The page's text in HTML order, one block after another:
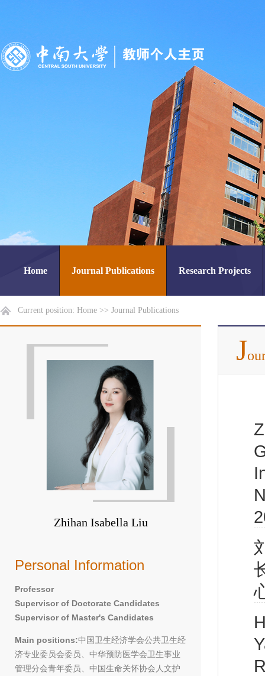
Home Journal Publications Research Projects
Current position: Home >> Journal Publications
Zhihan Isabella Liu
Personal Information
Professor
Supervisor of Doctorate Candidates
Supervisor of Master's Candidates
Main positions:中国卫生经济学会公共卫生经
济专业委员会委员、中华预防医学会卫生事业
管理分会青年委员、中国生命关怀协会人文护
J